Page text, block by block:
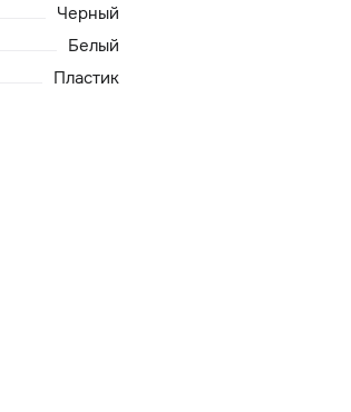
Черный
Белый
Пластик
Доставка и оплата